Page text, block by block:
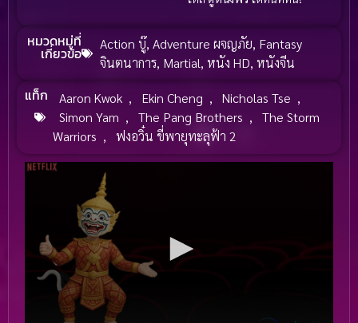
หมวดหมู่ที่
เกี่ยวข้อ
Action บู๊,Adventure ผจญภัย, Fantasy
จินตนาการ, Martial,หนัง HD,หนังจีน
แท็ก Aaron Kwok , Ekin Cheng , Nicholas Tse ,
Simon Yam , The Pang Brothers ,
The Storm
Warriors , ฟงอวิ๋น ขี่พายุทะลุฟ้า 2